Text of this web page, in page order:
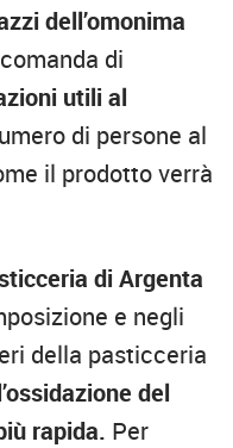
dell’omonima
di
utili al
di persone al
il prodotto verrà
di Argenta
e negli
della pasticceria
del
rapida. Per